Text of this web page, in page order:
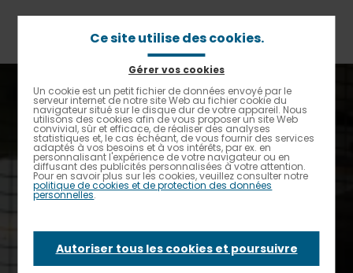
Contrastes renforcés
d'Ariane
Accueil
A quoi ressembleront les restaurants d’entreprises
demain ? Elior présente les nouvelles tendances et les
innovations qui feront 2023.
A quoi
ressembleront les
Ce site utilise des cookies.
Gérer vos cookies
Un cookie est un petit fichier de données envoyé par le
serveur internet de notre site Web au fichier cookie du
navigateur situé sur le disque dur de votre appareil. Nous
utilisons des cookies afin de vous proposer un site Web
convivial, sûr et efficace, de réaliser des analyses
statistiques et, le cas échéant, de vous fournir des services
adaptés à vos besoins et à vos intérêts, par ex. en
personnalisant l'expérience de votre navigateur ou en
diffusant des publicités personnalisées à votre attention.
Pour en savoir plus sur les cookies, veuillez consulter notre
politique de cookies et de protection des données
personnelles.
Autoriser tous les cookies et poursuivre